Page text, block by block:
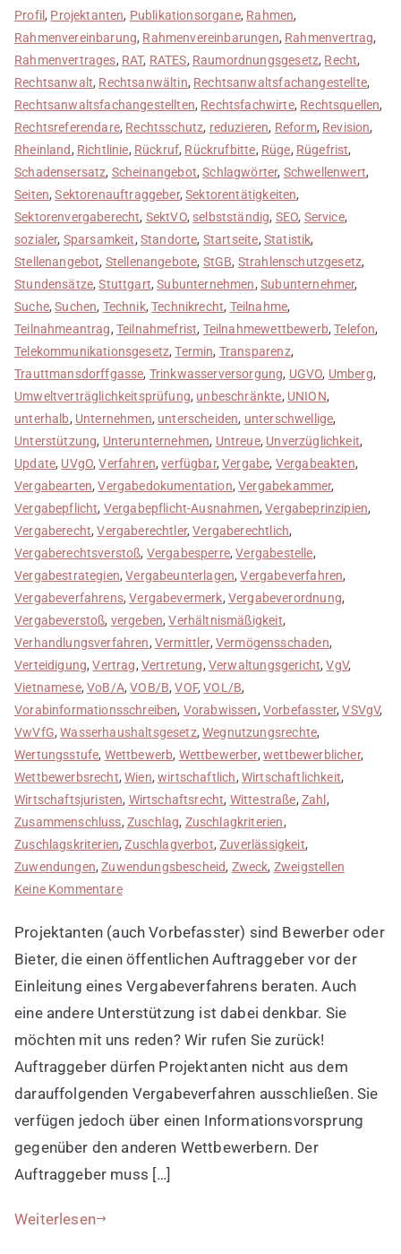
Profil, Projektanten, Publikationsorgane, Rahmen,
Rahmenvereinbarung, Rahmenvereinbarungen, Rahmenvertrag,
Rahmenvertrages, RAT, RATES, Raumordnungsgesetz, Recht,
Rechtsanwalt, Rechtsanwältin, Rechtsanwaltsfachangestellte,
Rechtsanwaltsfachangestellten, Rechtsfachwirte, Rechtsquellen,
Rechtsreferendare, Rechtsschutz, reduzieren, Reform, Revision,
Rheinland, Richtlinie, Rückruf, Rückrufbitte, Rüge, Rügefrist,
Schadensersatz, Scheinangebot,Schlagwörter, Schwellenwert,
Seiten,Sektorenauftraggeber,Sektorentätigkeiten,
Sektorenvergaberecht, SektVO, selbstständig, SEO, Service,
sozialer, Sparsamkeit, Standorte, Startseite, Statistik,
Stellenangebot, Stellenangebote, StGB, Strahlenschutzgesetz,
Stundensätze,Stuttgart,Subunternehmen, Subunternehmer,
Suche,Suchen, Technik,Technikrecht, Teilnahme,
Teilnahmeantrag, Teilnahmefrist, Teilnahmewettbewerb,Telefon,
Telekommunikationsgesetz,Termin, Transparenz,
Trauttmansdorffgasse, Trinkwasserversorgung, UGVO, Umberg,
Umweltverträglichkeitsprüfung, unbeschränkte, UNION,
unterhalb, Unternehmen, unterscheiden, unterschwellige,
Unterstützung, Unterunternehmen, Untreue, Unverzüglichkeit,
Update, UVgO,Verfahren,verfügbar,Vergabe, Vergabeakten,
Vergabearten,Vergabedokumentation,Vergabekammer,
Vergabepflicht, Vergabepflicht-Ausnahmen,Vergabeprinzipien,
Vergaberecht,Vergaberechtler,Vergaberechtlich,
Vergaberechtsverstoß, Vergabesperre,Vergabestelle,
Vergabestrategien,Vergabeunterlagen,Vergabeverfahren,
Vergabeverfahrens,Vergabevermerk, Vergabeverordnung,
Vergabeverstoß, vergeben,Verhältnismäßigkeit,
Verhandlungsverfahren, Vermittler, Vermögensschaden,
Verteidigung,Vertrag, Vertretung, Verwaltungsgericht,VgV,
Vietnamese,VoB/A,VOB/B,VOF,VOL/B,
Vorabinformationsschreiben, Vorabwissen, Vorbefasster,VSVgV,
VwVfG,Wasserhaushaltsgesetz,Wegnutzungsrechte,
Wertungsstufe, Wettbewerb, Wettbewerber, wettbewerblicher,
Wettbewerbsrecht,Wien,wirtschaftlich, Wirtschaftlichkeit,
Wirtschaftsjuristen, Wirtschaftsrecht, Wittestraße, Zahl ,
Zusammenschluss, Zuschlag, Zuschlagkriterien,
Zuschlagskriterien,Zuschlagverbot,Zuverlässigkeit,
Zuwendungen,Zuwendungsbescheid, Zweck, Zweigstellen
Keine Kommentarezu
in
Ausschreibungsverfahren
Projektanten (auch Vorbefasster) sind Bewerber oder
Bieter, die einen öffentlichen Auftraggeber vor der
Einleitung eines Vergabeverfahrens beraten. Auch
eine andere Unterstützung ist dabei denkbar. Sie
möchten mit uns reden? Wir rufen Sie zurück!
Auftraggeber dürfen Projektanten nicht aus dem
darauffolgenden Vergabeverfahren ausschließen. Sie
verfügen jedoch über einen Informationsvorsprung
gegenüber den anderen Wettbewerbern. Der
Auftraggeber muss […]
Weiterlesen